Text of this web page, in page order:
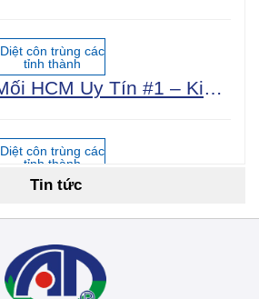
Diệt côn trùng các
tỉnh thành
Dịch Vụ Diệt Mối HCM Uy Tín #1 – Kiểm Tra Miễn Phí 24/7, Bảo Hành 5 Năm
Diệt côn trùng các
tỉnh thành
Diệt côn trùng các
tỉnh thành
Tin tức